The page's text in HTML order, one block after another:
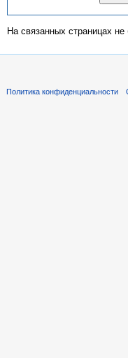
На связанных страницах
Политика конфиденциальности